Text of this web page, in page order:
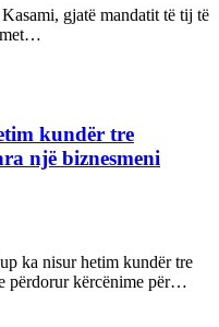
gjatë mandatit të tij të
kundër tre
një biznesmeni
ka nisur hetim kundër tre
përdorur kërcënime për…